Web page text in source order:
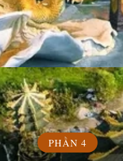
Đang mởhttps://
PHẦN 4